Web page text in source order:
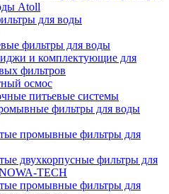
Atoll
для воды
фильтры для воды
и комплектующие для
фильтров
осмос
питьевые системы
фильтры для воды
промывные фильтры для
двухкорпусные фильтры для
TECH
промывные фильтры для